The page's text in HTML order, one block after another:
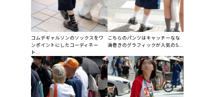
コムデギャルソンのソックスをワ
ンポイントにしたコーディネー
ト...
こちらのパンツはキャッチーなな
渦巻きのグラフィックが人気のS...